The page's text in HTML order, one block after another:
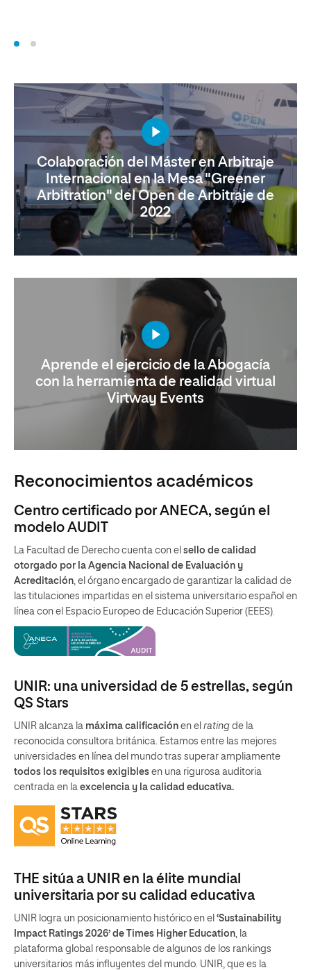
Colaboración del Máster en Arbitraje
Internacional en la Mesa "Greener
Arbitration" del Open de Arbitraje de
2022
Aprende el ejercicio de la Abogacía
con la herramienta de realidad virtual
Virtway Events
Reconocimientos académicos
Centro certificado por ANECA, según el
modelo AUDIT
La Facultad de Derecho cuenta con el sello de calidad
otorgado por la Agencia Nacional de Evaluación y
Acreditación , el órgano encargado de garantizar la calidad de
las titulaciones impartidas en el sistema universitario español en
línea con el Espacio Europeo de Educación Superior (EEES).
UNIR: una universidad de 5 estrellas, según
QS Stars
UNIR alcanza la máxima calificación en el rating de la
reconocida consultora británica. Estamos entre las mejores
universidades en línea del mundo tras superar ampliamente
todos los requisitos exigibles en una rigurosa auditoria
centrada en la excelencia y la calidad educativa.
THE sitúa a UNIR en la élite mundial
universitaria por su calidad educativa
UNIR logra un posicionamiento histórico en el ‘Sustainability
Impact Ratings 2026’ de Times Higher Education, la
plataforma global responsable de algunos de los rankings
universitarios más influyentes del mundo. UNIR, que es la